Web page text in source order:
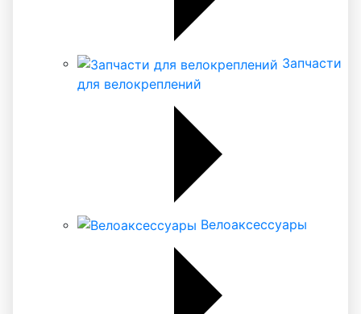
Запчасти
для велокреплений
Велоаксессуары